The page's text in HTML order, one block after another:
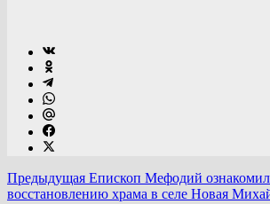
Предыдущая Епископ Мефодий
восстановлению храма в селе Новая